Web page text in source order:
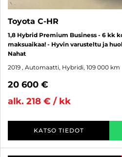
Toyota C-HR
1,8 Hybrid Premium Business - 6 kk
maksuaikaa! - Hyvin varusteltu ja
Nahat
2019 , Automaatti, Hybridi, 109 000 km
20 600 €
alk. 218 € / kk
KATSO TIEDOT